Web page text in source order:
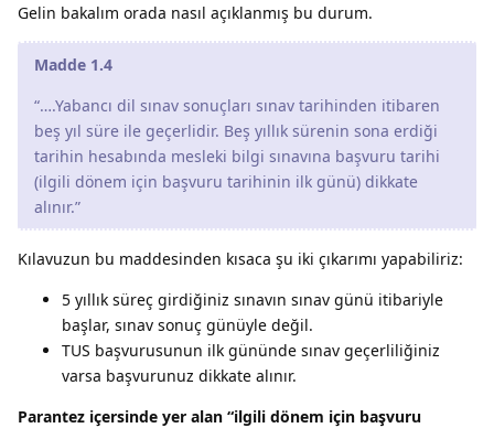
Gelin bakalım orada nasıl açıklanmış bu durum.
Madde 1.4
“….Yabancı dil sınav sonuçları sınav tarihinden itibaren
beş yıl süre ile geçerlidir. Beş yıllık sürenin sona erdiği
tarihin hesabında mesleki bilgi sınavına başvuru tarihi
(ilgili dönem için başvuru tarihinin ilk günü) dikkate
alınır.”
Kılavuzun bu maddesinden kısaca şu iki çıkarımı yapabiliriz:
5 yıllık süreç girdiğiniz sınavın sınav günü itibariyle
başlar, sınav sonuç günüyle değil.
TUS başvurusunun ilk gününde sınav geçerliliğiniz
varsa başvurunuz dikkate alınır.
Parantez içersinde yer alan “ilgili dönem için başvuru